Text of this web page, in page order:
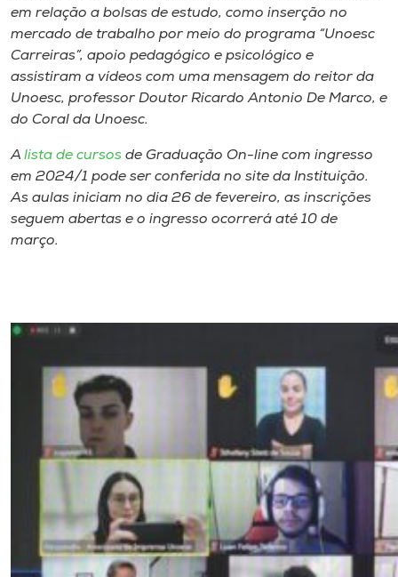
A+
A-
em relação a bolsas de estudo, como inserção no
mercado de trabalho por meio do programa “Unoesc
Carreiras”, apoio pedagógico e psicológico e
assistiram a vídeos com uma mensagem do reitor da
Unoesc, professor Doutor Ricardo Antonio De Marco, e
do Coral da Unoesc.
A lista de cursos de Graduação On-line com ingresso
em 2024/1 pode ser conferida no site da Instituição.
As aulas iniciam no dia 26 de fevereiro, as inscrições
seguem abertas e o ingresso ocorrerá até 10 de
março.